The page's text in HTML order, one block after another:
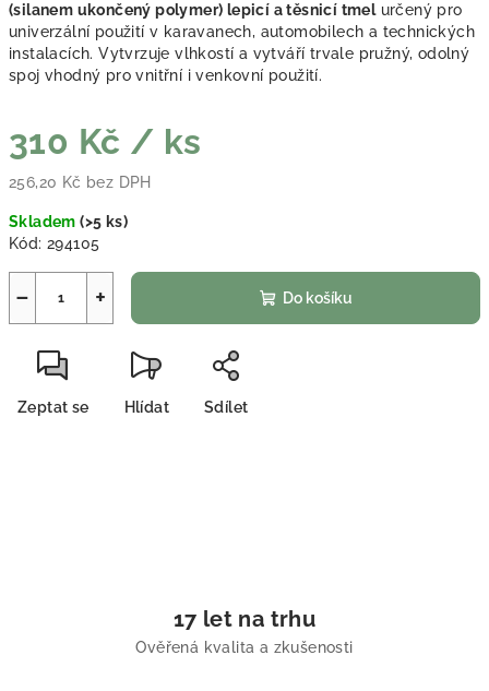
(silanem ukončený polymer) lepicí a těsnicí tmelurčený pro
univerzální použití v karavanech, automobilech a technických
instalacích. Vytvrzuje vlhkostí a vytváří trvale pružný, odolný
spoj vhodný pro vnitřní i venkovní použití.
310 Kč / ks
256,20 Kč bez DPH
Skladem(>5 ks)
Kód: 294105
+
− Do košíku
Zeptat se Hlídat Sdílet
17 let na trhu
Ověřená kvalita a zkušenosti